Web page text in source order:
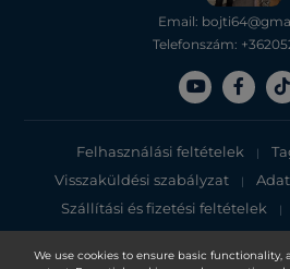
We use cookies to ensure basic functionality,
Email:
Telefonszám:
Felhasználási feltételek |
Visszaküldési szabályzat |
Szállítási és fizetési feltételek |
Adatvédelmi